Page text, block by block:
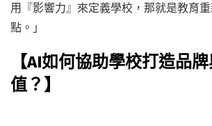
用『影響力』來定義學校，那就是教育
點。」
【AI如何協助學校打造品
值？】